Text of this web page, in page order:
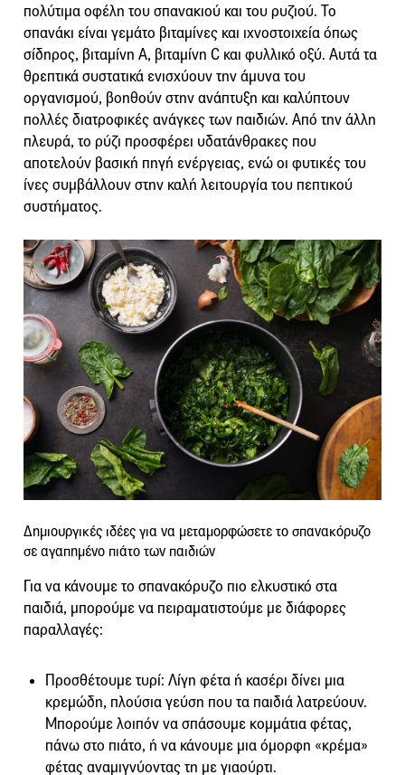
πολύτιμα οφέλη του σπανακιού και του ρυζιού. Το
σπανάκι είναι γεμάτο βιταμίνες και ιχνοστοιχεία όπως
σίδηρος, βιταμίνη Α, βιταμίνη C και φυλλικό οξύ. Αυτά τα
θρεπτικά συστατικά ενισχύουν την άμυνα του
οργανισμού, βοηθούν στην ανάπτυξη και καλύπτουν
πολλές διατροφικές ανάγκες των παιδιών. Από την άλλη
πλευρά, το ρύζι προσφέρει υδατάνθρακες που
αποτελούν βασική πηγή ενέργειας, ενώ οι φυτικές του
ίνες συμβάλλουν στην καλή λειτουργία του πεπτικού
συστήματος.
Δημιουργικές ιδέες για να μεταμορφώσετε το σπανακόρυζο
σε αγαπημένο πιάτο των παιδιών
Για να κάνουμε το σπανακόρυζο πιο ελκυστικό στα
παιδιά, μπορούμε να πειραματιστούμε με διάφορες
παραλλαγές:
Προσθέτουμε τυρί: Λίγη φέτα ή κασέρι δίνει μια
κρεμώδη, πλούσια γεύση που τα παιδιά λατρεύουν.
Μπορούμε λοιπόν να σπάσουμε κομμάτια φέτας,
πάνω στο πιάτο, ή να κάνουμε μια όμορφη «κρέμα»
φέτας αναμιγνύοντας τη με γιαούρτι.